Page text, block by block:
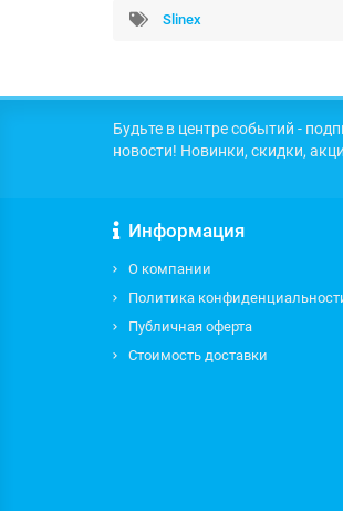
Slinex
Будьте в центре событий -
новости! Новинки, скидки,
Информация
О компании
Политика
Публичная оферта
Стоимость доставки